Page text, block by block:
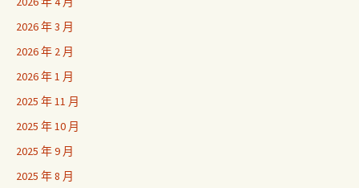
2026 年 3 月
2026 年 2 月
2026 年 1 月
2025 年 11 月
2025 年 10 月
2025 年 9 月
2025 年 8 月